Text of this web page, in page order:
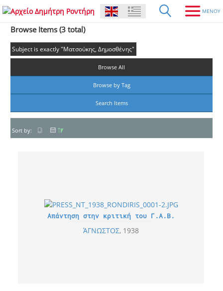
Browse Items (3 total)
Subject is exactly "Ματσούκης, Δημοσθένης"
Browse All
Browse by Tag
Search Items
Sort by:
Απάντηση στην κριτική του Γ.Α.Β.
ΆΓΝΩΣΤΟΣ 1938